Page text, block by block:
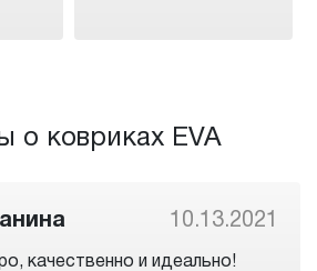
о ковриках EVA
10.13.2021
качественно и идеально!